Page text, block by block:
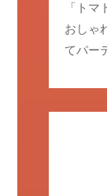
「ト
おしゃ
てパー